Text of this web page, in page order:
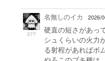
377
名無しのイカ 2026/
硬直の短さがあっ
シュくらいの火力
る射程があればボ